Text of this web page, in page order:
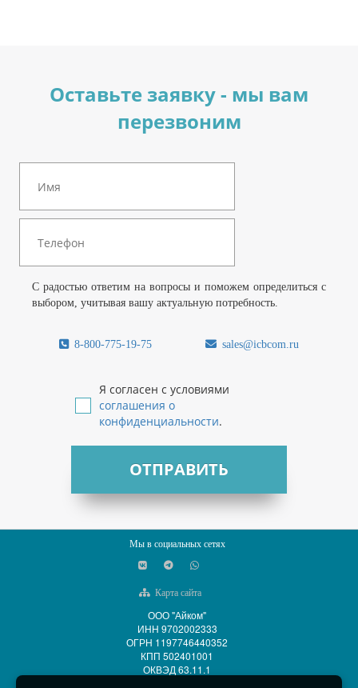
Оставьте заявку - мы вам
перезвоним
С радостью ответим на вопросы и поможем определиться с
выбором, учитывая вашу актуальную потребность.
8-800-775-19-75 sales@icbcom.ru
Я согласен с условиями
соглашения о
конфиденциальности.
ОТПРАВИТЬ
Мы в социальных сетях
Карта сайта
ООО "Айком"
ИНН 9702002333
ОГРН 1197746440352
КПП 502401001
ОКВЭД 63.11.1